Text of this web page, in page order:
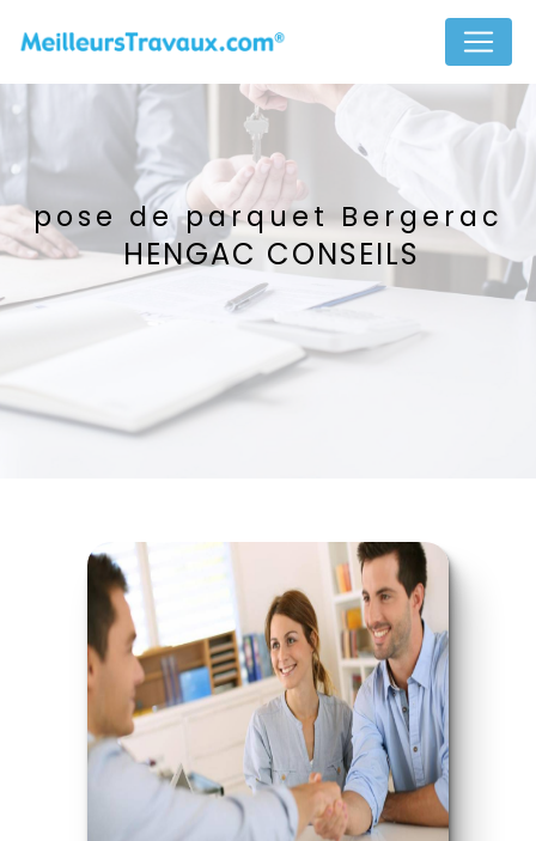
pose de parquet Bergerac
HENGAC CONSEILS